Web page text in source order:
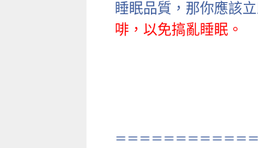
睡眠品質，那你應該立
啡，以免搞亂睡眠。
＝＝＝＝＝＝＝＝＝＝＝